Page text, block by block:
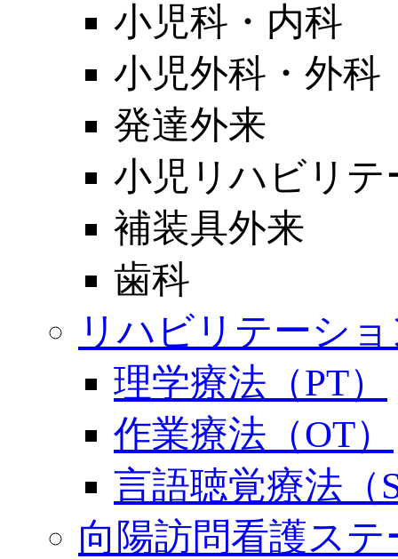
小児科・内科
小児外科・外科
発達外来
小児リハビリ
補装具外来
歯科
リハビリテーシ
理学療法（PT）
作業療法（OT）
言語聴覚療法（
向陽訪問看護ス